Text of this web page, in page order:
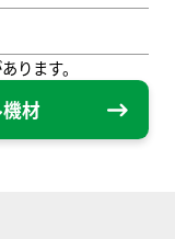
ります。
材